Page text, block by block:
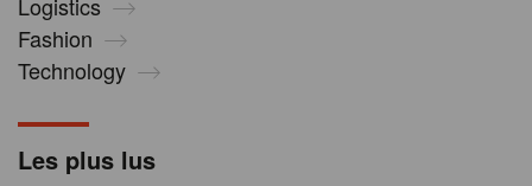
Fashion
Technology
Les plus lus